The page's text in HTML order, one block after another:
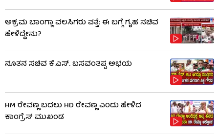
ಅಕ್ರಮ ಬಾಂಗ್ಲಾ ವಲಸಿಗರು ಪತ್ತೆ: ಈ ಬಗ್ಗೆ ಗೃಹ ಸಚಿವ
ಹೇಳಿದ್ದೇನು?
ನೂತನ ಸಚಿವ ಕೆ.ಎಸ್. ಬಸವಂತಪ್ಪ ಅಭಯ
HM ರೇವಣ್ಣ ಬದಲು HD ರೇವಣ್ಣ ಎಂದು ಹೇಳಿದ
ಕಾಂಗ್ರೆಸ್ ಮುಖಂಡ